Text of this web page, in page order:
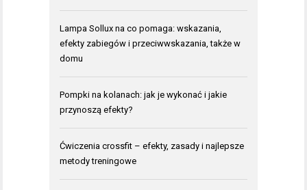
Lampa Sollux na co pomaga: wskazania,
efekty zabiegów i przeciwwskazania, także w
domu
Pompki na kolanach: jak je wykonać i jakie
przynoszą efekty?
Ćwiczenia crossfit – efekty, zasady i najlepsze
metody treningowe